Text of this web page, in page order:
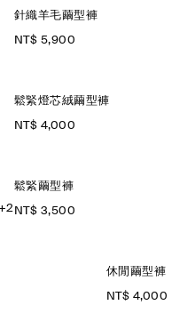
針織羊毛繭型褲
NT$ 5,900
鬆緊燈芯絨繭型褲
NT$ 4,000
鬆緊繭型褲
NT$ 3,500
休閒繭型褲
NT$ 4,000